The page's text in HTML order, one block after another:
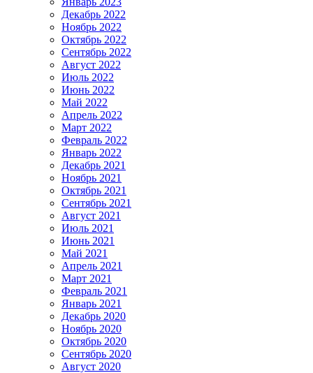
Декабрь 2022
Ноябрь 2022
Октябрь 2022
Сентябрь 2022
Август 2022
Июль 2022
Июнь 2022
Май 2022
Апрель 2022
Март 2022
Февраль 2022
Январь 2022
Декабрь 2021
Ноябрь 2021
Октябрь 2021
Сентябрь 2021
Август 2021
Июль 2021
Июнь 2021
Май 2021
Апрель 2021
Март 2021
Февраль 2021
Январь 2021
Декабрь 2020
Ноябрь 2020
Октябрь 2020
Сентябрь 2020
Август 2020